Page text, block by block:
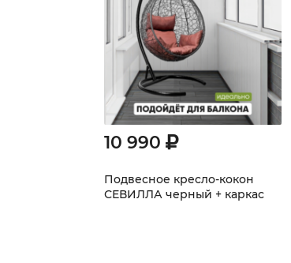
10 990
Подвесное кресло-кокон
СЕВИЛЛА черный + каркас